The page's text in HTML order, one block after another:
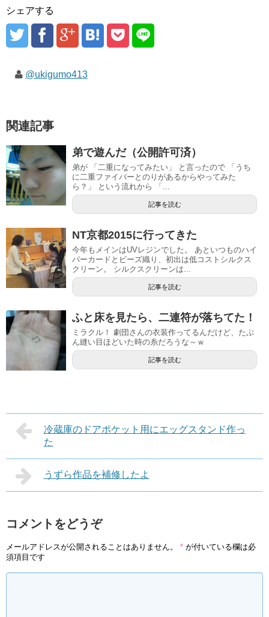
シェアする
@ukigumo413
関連記事
弟で遊んだ（公開許可済）
弟が 「二重になってみたい」 と言ったので 「うち
に二重ファイバーとのりがあるからやってみた
ら？」 という流れから 「...
記事を読む
NT京都2015に行ってきた
今年もメインはUVレジンでした。 あといつものハイ
パーカードとビーズ織り、初出は低コストシルクス
クリーン。 シルクスクリーンは...
記事を読む
ふと床を見たら、二連符が落ちてた！
ミラクル！ 劇団さんの衣装作ってるんだけど、たぶ
ん縫い目ほどいた時の糸だろうな～ｗ
記事を読む
冷蔵庫のドアポケット用にエッグスタンド作っ
た
うずら作品を補修したよ
コメントをどうぞ
メールアドレスが公開されることはありません。 * が付いている欄は必
須項目です